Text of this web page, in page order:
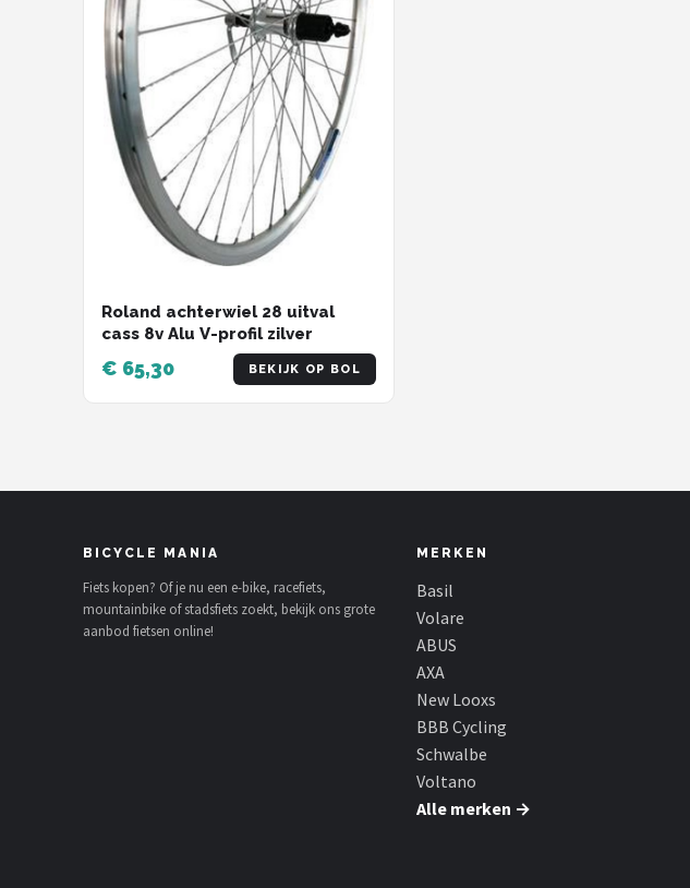
Roland achterwiel 28 uitval
cass 8v Alu V-profil zilver
€ 65,30 BEKIJK OP BOL
BICYCLE MANIA
Fiets kopen? Of je nu een e-bike, racefiets,
mountainbike of stadsfiets zoekt, bekijk ons grote
aanbod fietsen online!
MERKEN
Basil
Volare
ABUS
AXA
New Looxs
BBB Cycling
Schwalbe
Voltano
Alle merken →